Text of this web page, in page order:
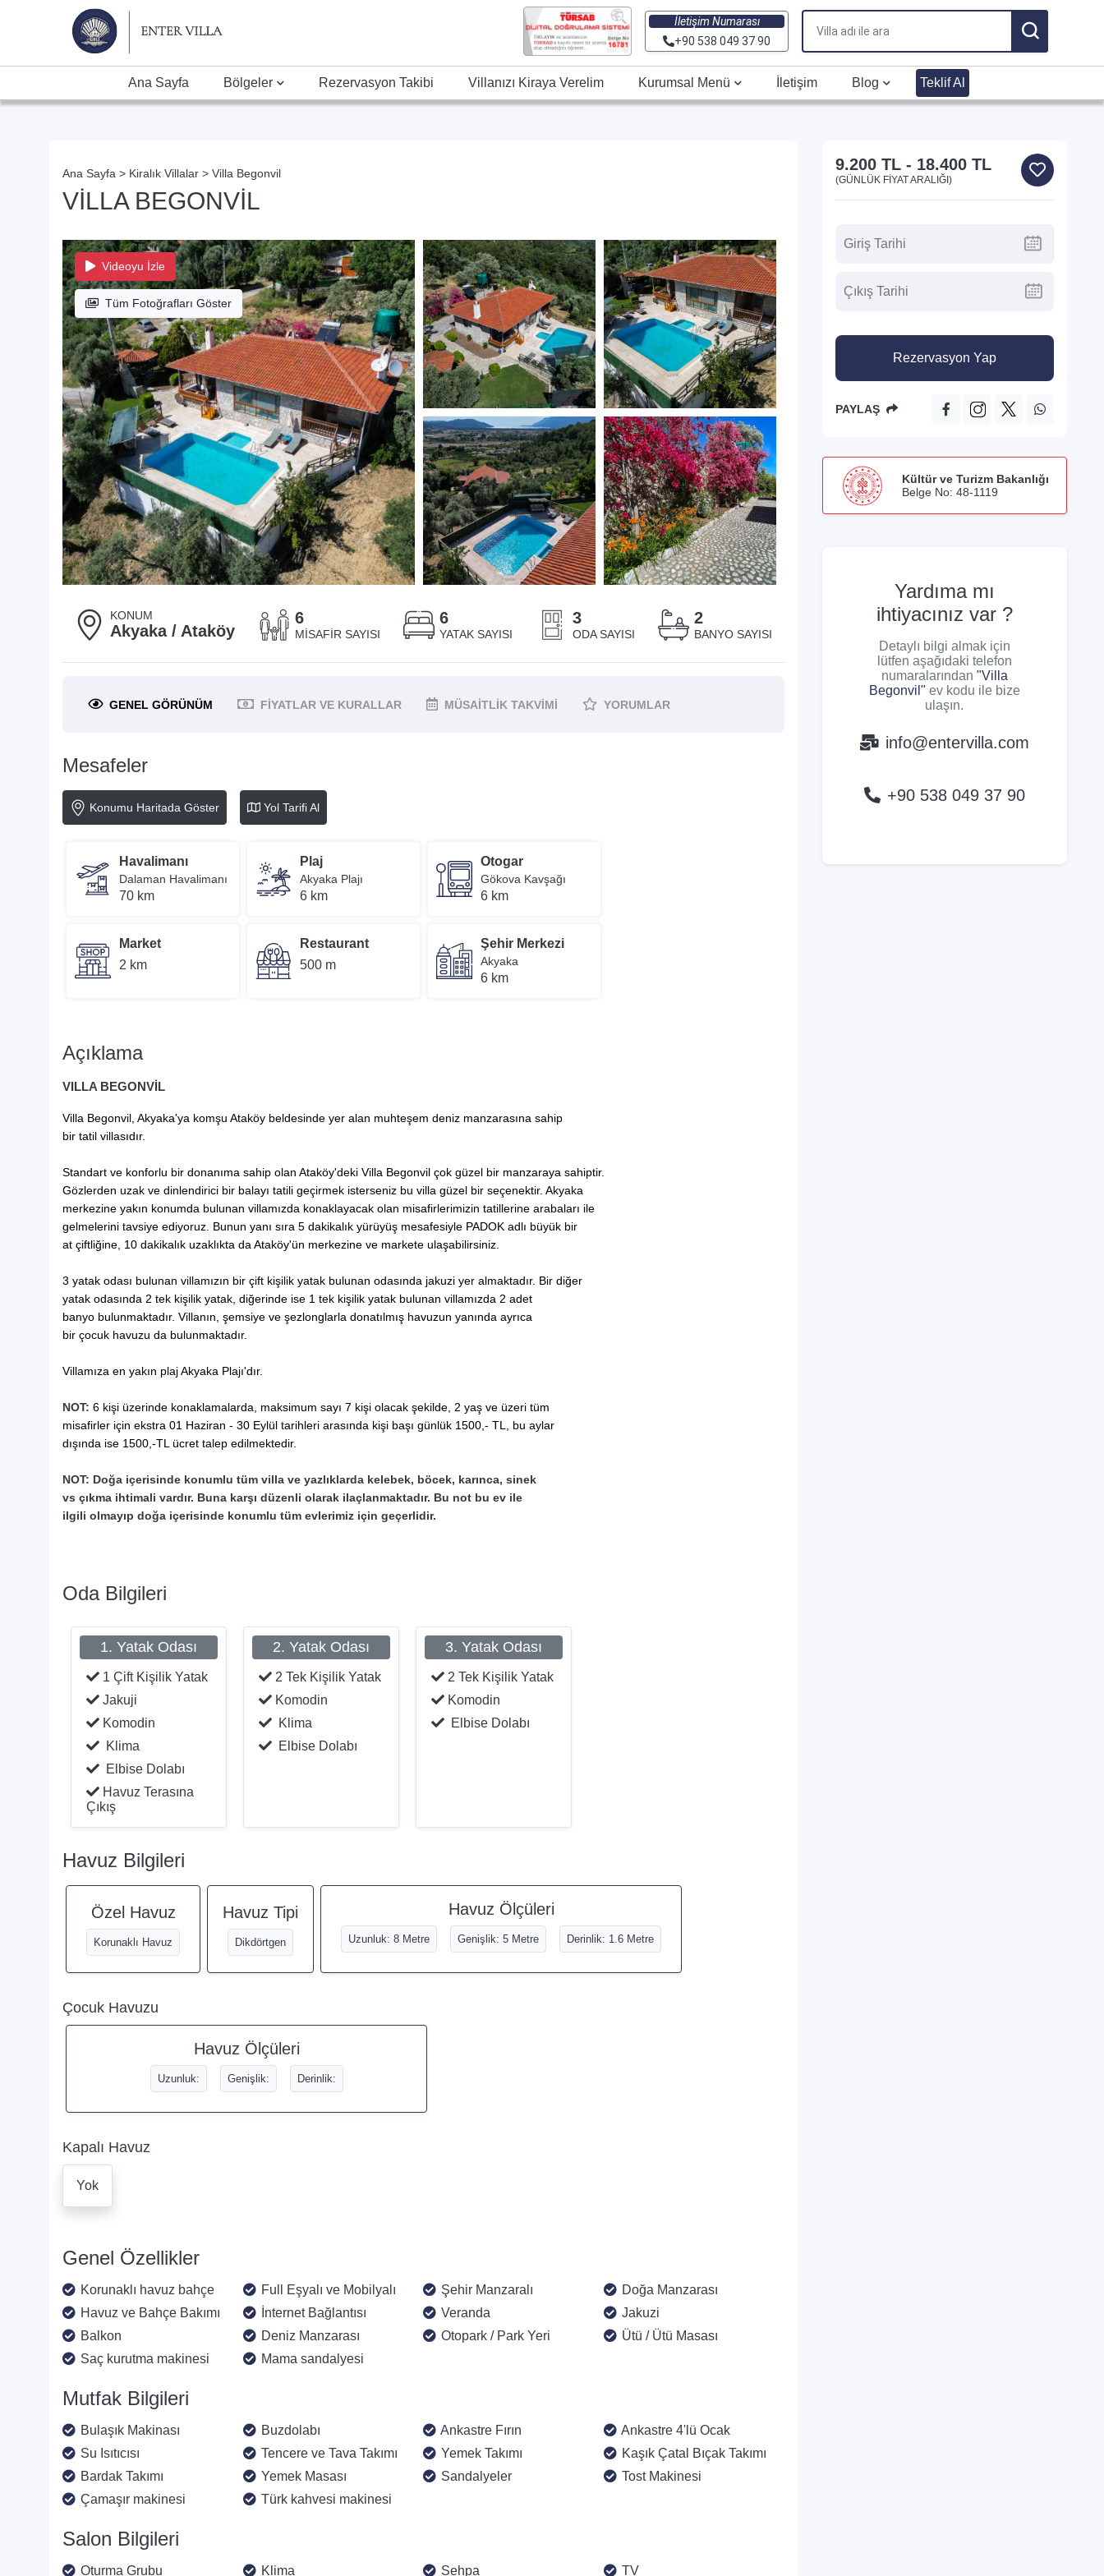
İletişim Numarası
+90 538 049 37 90
Ana Sayfa Bölgeler Rezervasyon Takibi Villanızı Kiraya Verelim Kurumsal Menü İletişim Blog Teklif Al
Ana Sayfa > Kiralık Villalar > Villa Begonvil
VILLA BEGONVIL
Videoyu İzle
Tüm Fotoğrafları Göster
KONUM
Akyaka / Ataköy
6
MISAFIR SAYISI
6
YATAK SAYISI
3
ODA SAYISI
2
BANYO SAYISI
GENEL GÖRÜNÜM FIYATLAR VE KURALLAR MÜSAITLIK TAKVIMI YORUMLAR
Mesafeler
Konumu Haritada Göster Yol Tarifi Al
Havalimanı
Dalaman Havalimanı
70 km
Plaj
Akyaka Plajı
6 km
Otogar
Gökova Kavşağı
6 km
Market
2 km
Restaurant
500 m
Şehir Merkezi
Akyaka
6 km
Açıklama
VILLA BEGONVİL
Villa Begonvil, Akyaka'ya komşu Ataköy beldesinde yer alan muhteşem deniz manzarasına sahip
bir tatil villasıdır.
Standart ve konforlu bir donanıma sahip olan Ataköy'deki Villa Begonvil çok güzel bir manzaraya sahiptir.
Gözlerden uzak ve dinlendirici bir balayı tatili geçirmek isterseniz bu villa güzel bir seçenektir. Akyaka
merkezine yakın konumda bulunan villamızda konaklayacak olan misafirlerimizin tatillerine arabaları ile
gelmelerini tavsiye ediyoruz. Bunun yanı sıra 5 dakikalık yürüyüş mesafesiyle PADOK adlı büyük bir
at çiftliğine, 10 dakikalık uzaklıkta da Ataköy'ün merkezine ve markete ulaşabilirsiniz.
3 yatak odası bulunan villamızın bir çift kişilik yatak bulunan odasında jakuzi yer almaktadır. Bir diğer
yatak odasında 2 tek kişilik yatak, diğerinde ise 1 tek kişilik yatak bulunan villamızda 2 adet
banyo bulunmaktadır. Villanın, şemsiye ve şezlonglarla donatılmış havuzun yanında ayrıca
bir çocuk havuzu da bulunmaktadır.
Villamıza en yakın plaj Akyaka Plajı'dır.
NOT: 6 kişi üzerinde konaklamalarda, maksimum sayı 7 kişi olacak şekilde, 2 yaş ve üzeri tüm
misafirler için ekstra 01 Haziran - 30 Eylül tarihleri arasında kişi başı günlük 1500,- TL, bu aylar
dışında ise 1500,-TL ücret talep edilmektedir.
NOT: Doğa içerisinde konumlu tüm villa ve yazlıklarda kelebek, böcek, karınca, sinek
vs çıkma ihtimali vardır. Buna karşı düzenli olarak ilaçlanmaktadır. Bu not bu ev ile
ilgili olmayıp doğa içerisinde konumlu tüm evlerimiz için geçerlidir.
Oda Bilgileri
1. Yatak Odası
1 Çift Kişilik Yatak
Jakuji
Komodin
Klima
Elbise Dolabı
Havuz Terasına
Çıkış
2. Yatak Odası
2 Tek Kişilik Yatak
Komodin
Klima
Elbise Dolabı
3. Yatak Odası
2 Tek Kişilik Yatak
Komodin
Elbise Dolabı
Havuz Bilgileri
Özel Havuz
Korunaklı Havuz
Havuz Tipi
Dikdörtgen
Havuz Ölçüleri
Uzunluk: 8 Metre Genişlik: 5 Metre Derinlik: 1.6 Metre
Çocuk Havuzu
Havuz Ölçüleri
Uzunluk: Genişlik: Derinlik:
Kapalı Havuz
Yok
Genel Özellikler
Korunaklı havuz bahçe Full Eşyalı ve Mobilyalı Şehir Manzaralı
Doğa Manzarası
Havuz ve Bahçe Bakımı
İnternet Bağlantısı Veranda
Jakuzi
Balkon
Deniz Manzarası Otopark / Park Yeri
Ütü / Ütü Masası
Saç kurutma makinesi
Mama sandalyesi
Mutfak Bilgileri
Bulaşık Makinası Buzdolabı Ankastre Fırın
Ankastre 4'lü Ocak
Su Isıtıcısı
Tencere ve Tava Takımı Yemek Takımı
Kaşık Çatal Bıçak Takımı
Bardak Takımı
Yemek Masası Sandalyeler
Tost Makinesi
Çamaşır makinesi
Türk kahvesi makinesi
Salon Bilgileri
Oturma Grubu Klima Sehpa TV
9.200 TL- 18.400 TL
(GÜNLÜK FIYAT ARALIĞI)
Rezervasyon Yap
PAYLAŞ
Kültür ve Turizm Bakanlığı
Belge No: 48-1119
Yardıma mı
ihtiyacınız var ?
Detaylı bilgi almak için
lütfen aşağıdaki telefon
numaralarından "Villa
Begonvil" ev kodu ile bize
ulaşın.
info@entervilla.com
+90 538 049 37 90